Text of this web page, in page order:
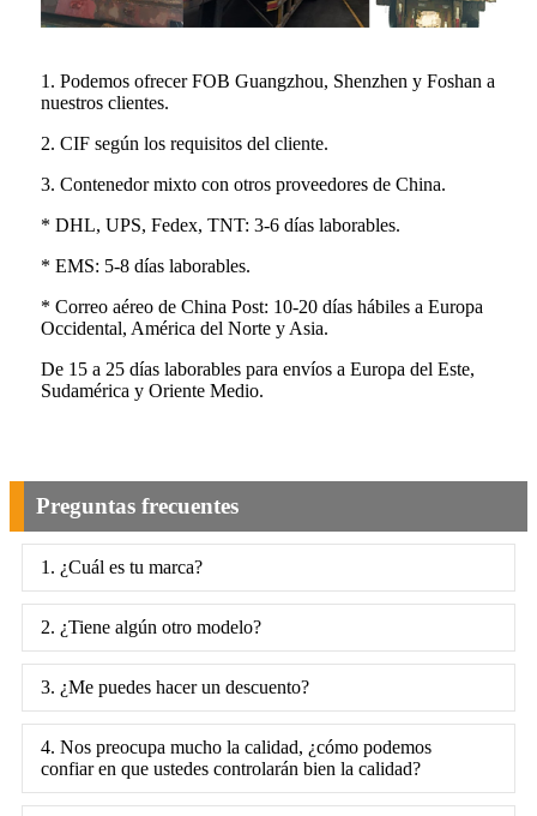
1. Podemos ofrecer FOB Guangzhou, Shenzhen y Foshan a
nuestros clientes.
2. CIF según los requisitos del cliente.
3. Contenedor mixto con otros proveedores de China.
* DHL, UPS, Fedex, TNT: 3-6 días laborables.
* EMS: 5-8 días laborables.
* Correo aéreo de China Post: 10-20 días hábiles a Europa
Occidental, América del Norte y Asia.
De 15 a 25 días laborables para envíos a Europa del Este,
Sudamérica y Oriente Medio.
Preguntas frecuentes
1. ¿Cuál es tu marca?
2. ¿Tiene algún otro modelo?
3. ¿Me puedes hacer un descuento?
4. Nos preocupa mucho la calidad, ¿cómo podemos
confiar en que ustedes controlarán bien la calidad?